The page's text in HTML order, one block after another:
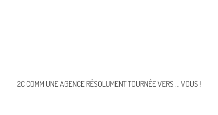
2C COMM UNE AGENCE RÉSOLUMENT TOURNÉE VERS … VOUS !